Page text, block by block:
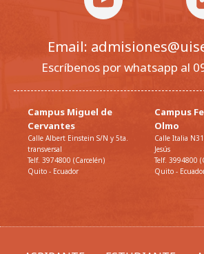
Email:
Escríbenos por whatsapp al
Campus Miguel de
Cervantes
Calle Albert Einstein S/N y 5ta.
transversal
Telf. 3974800 (Carcelén)
Quito - Ecuador
Campus
Olmo
Calle Italia
Jesús
Telf. 3994800
Quito -